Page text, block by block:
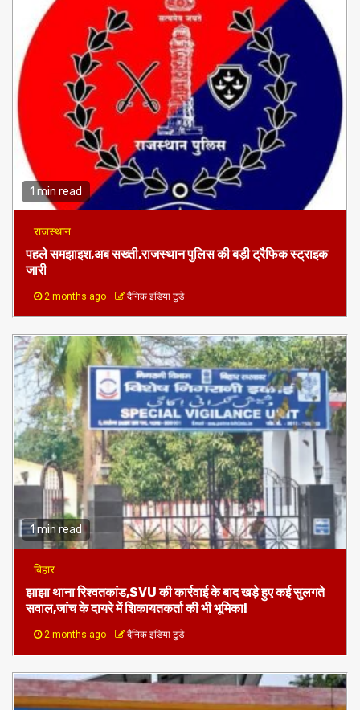
1 min read
राजस्थान
पहले समझाइश,अब सख्ती,राजस्थान पुलिस की बड़ी ट्रैफिक स्ट्राइक
जारी
2 months ago दैनिक इंडिया टुडे
1 min read
बिहार
झाझा थाना रिश्वतकांड,SVU की कार्रवाई के बाद खड़े हुए कई सुलगते
सवाल,जांच के दायरे में शिकायतकर्ता की भी भूमिका!
2 months ago दैनिक इंडिया टुडे